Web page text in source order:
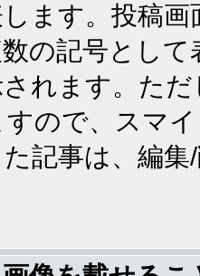
ます。投稿
の記号とし
れます。た
ので、スマ
記事は、編